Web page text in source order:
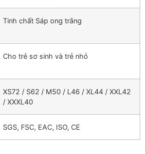
Tinh chất Sáp ong trắng
Cho trẻ sơ sinh và trẻ nhỏ
XS72 / S62 / M50 / L46 / XL44 / XXL42
/ XXXL40
SGS, FSC, EAC, ISO, CE